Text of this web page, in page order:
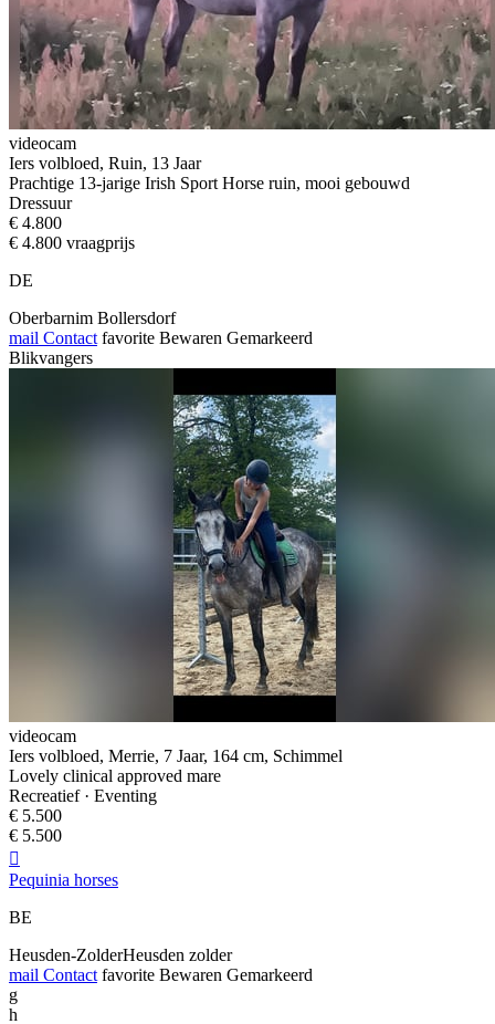
videocam
Iers volbloed, Ruin, 13 Jaar
Prachtige 13-jarige Irish Sport Horse ruin, mooi gebouwd
Dressuur
€ 4.800
€ 4.800 vraagprijs
DE
Oberbarnim Bollersdorf
mail Contact favorite Bewaren Gemarkeerd
Blikvangers
videocam
Iers volbloed, Merrie, 7 Jaar, 164 cm, Schimmel
Lovely clinical approved mare
Recreatief · Eventing
€ 5.500
€ 5.500

Pequinia horses
BE
Heusden-ZolderHeusden zolder
mail Contact favorite Bewaren Gemarkeerd
g
h